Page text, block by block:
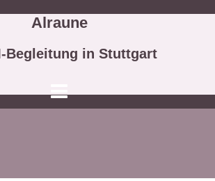
Alraune
Begleitung in Stuttgart